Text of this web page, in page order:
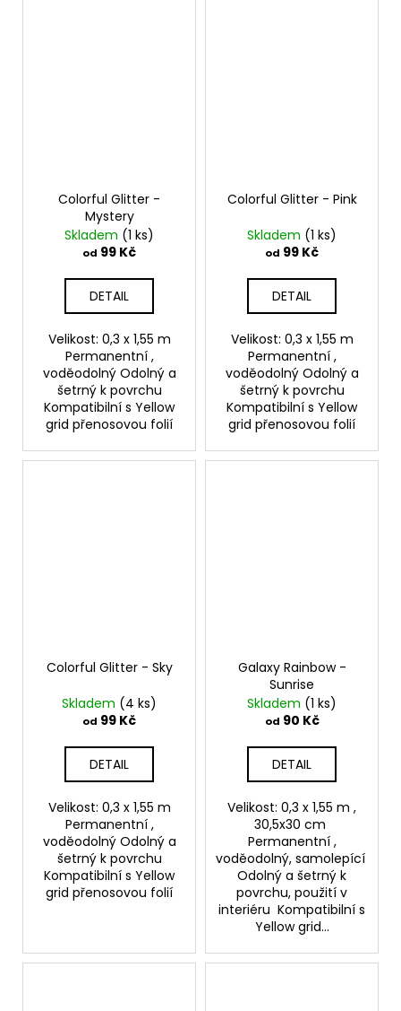
Colorful Glitter -
Mystery
Skladem (1 ks)
od 99 Kč
DETAIL
Velikost: 0,3 x 1,55 m
Permanentní ,
voděodolný Odolný a
šetrný k povrchu
Kompatibilní s Yellow
grid přenosovou folií
Colorful Glitter - Pink
Skladem (1 ks)
od 99 Kč
DETAIL
Velikost: 0,3 x 1,55 m
Permanentní ,
voděodolný Odolný a
šetrný k povrchu
Kompatibilní s Yellow
grid přenosovou folií
Colorful Glitter - Sky
Skladem (4 ks)
od 99 Kč
DETAIL
Velikost: 0,3 x 1,55 m
Permanentní ,
voděodolný Odolný a
šetrný k povrchu
Kompatibilní s Yellow
grid přenosovou folií
Galaxy Rainbow -
Sunrise
Skladem (1 ks)
od 90 Kč
DETAIL
Velikost: 0,3 x 1,55 m ,
30,5x30 cm
Permanentní ,
voděodolný, samolepící
Odolný a šetrný k
povrchu, použití v
interiéru Kompatibilní s
Yellow grid...